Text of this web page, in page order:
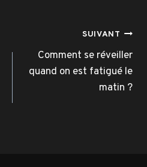
SUIVANT
Comment se réveiller
quand on est fatigué le
matin ?